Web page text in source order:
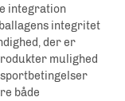
integration
integritet
der er
mulighed
både